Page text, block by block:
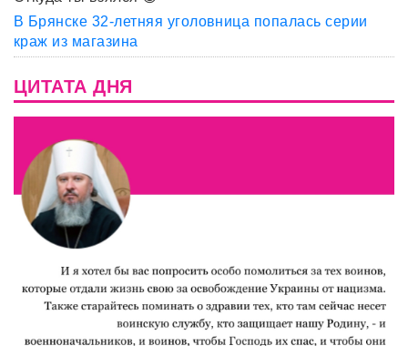
В Брянске 32-летняя уголовница попалась серии
краж из магазина
ЦИТАТА ДНЯ